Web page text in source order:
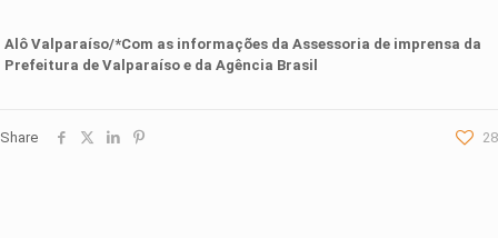
Alô Valparaíso/*Com as informações d a Assessoria de imprensa da
Prefeitura de Valparaíso e da Agência Brasil
Share 28